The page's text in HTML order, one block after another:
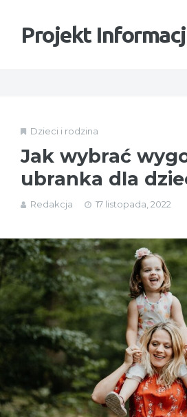
Projekt
Dzieci i rodzina
Jak wybrać
ubranka dla
Redakcja 17 listopada, 2022